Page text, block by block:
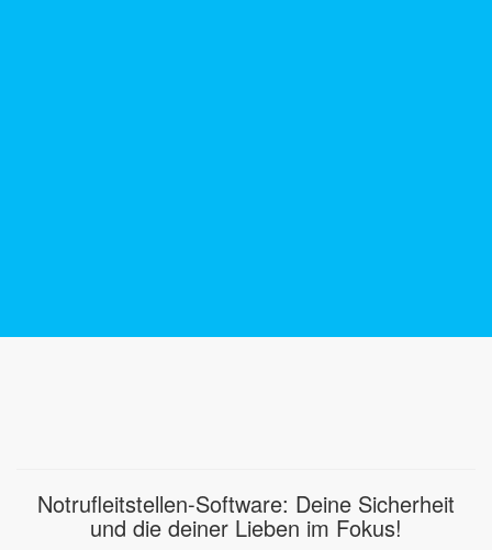
Notrufleitstellen-Software: Deine Sicherheit
und die deiner Lieben im Fokus!